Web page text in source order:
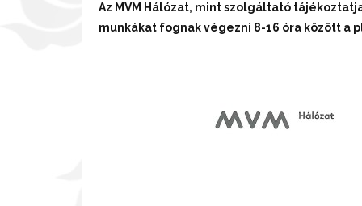
Az MVM Hálózat, mint szolgáltató
munkákat fognak végezni 8-16 óra között a